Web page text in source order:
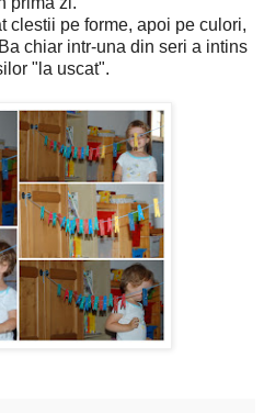
pe forme, apoi pe culori,
chiar intr-una din seri a intins
"la uscat".